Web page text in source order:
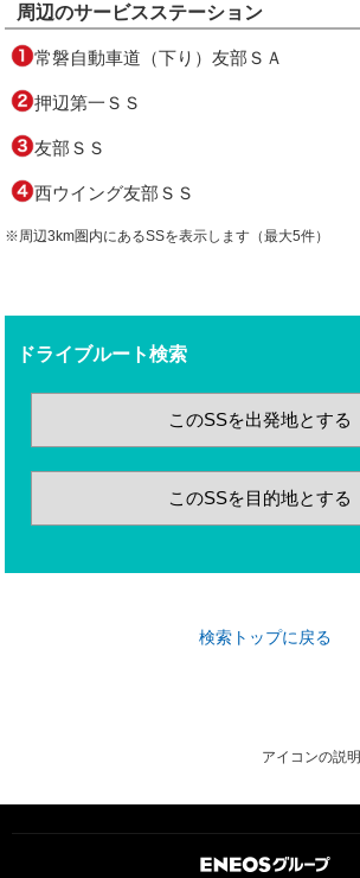
周辺のサービスステーション
常磐自動車道（下り）友部ＳＡ
押辺第一ＳＳ
友部ＳＳ
西ウイング友部ＳＳ
※周辺3km圏内にあるSSを表示します（最大5件）
ドライブルート検索
このSSを出発地とする
このSSを目的地とする
検索トップに戻る
アイコンの説明